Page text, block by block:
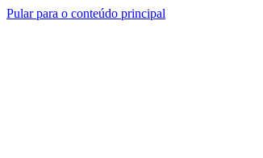
Pular para o conteúdo principal